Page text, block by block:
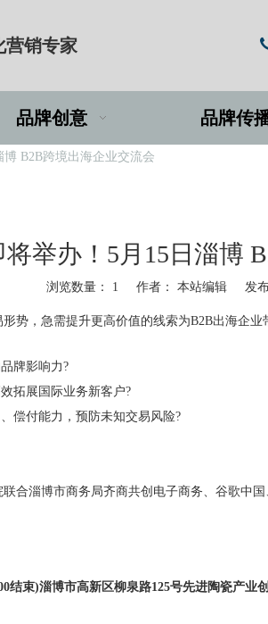
营销专家
品牌创意 品牌传
博 B2B跨境出海企业交流会
将举办！5月15日淄博
浏览数量： 1 作者： 本站编辑 发布
势，急需提升更高价值的线索为B2B出海企
牌影响力?
拓展国际业务新客户?
偿付能力，预防未知交易风险?
合淄博市商务局齐商共创电子商务、谷歌中
结束)淄博市高新区柳泉路125号先进陶瓷产业